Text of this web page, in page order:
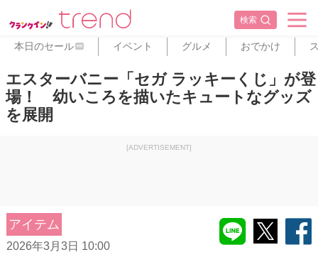
検索
本日のセール PR イベント グルメ おでかけ
エスターバニー「セガ ラッキーくじ」が登
場！ 幼いころを描いたキュートなグッズ
を展開
[ADVERTISEMENT]
アイテム
2026年3月3日 10:00